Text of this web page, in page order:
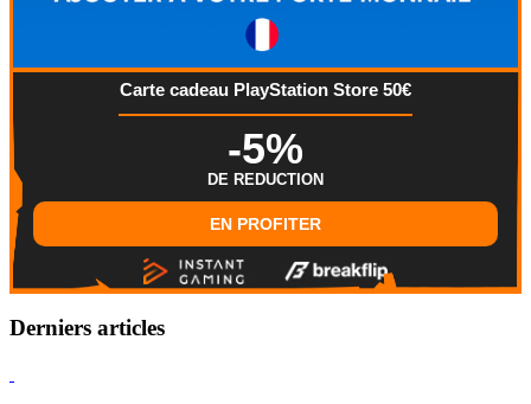
Carte cadeau PlayStation Store 50€
-5%
DE REDUCTION
EN PROFITER
Derniers articles